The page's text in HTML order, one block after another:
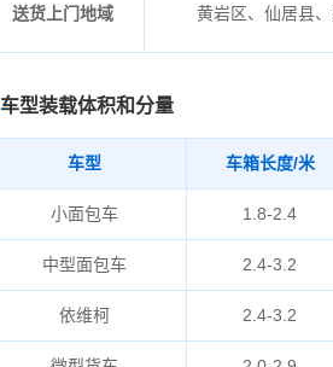
送货上门地域 黄岩区、仙居县
车型装载体积和分量
车型 车箱长度/米
小面包车 1.8-2.4
中型面包车 2.4-3.2
依维柯 2.4-3.2